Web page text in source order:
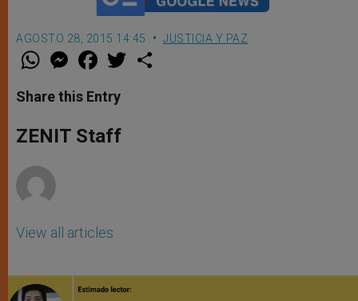
AGOSTO 28, 2015 14:45 JUSTICIA Y PAZ
W
t
s
p
p
M
e
s
e
g
e
F
a
e
b
o
k
w
Share this Entry
ZENIT Staff
View all articles